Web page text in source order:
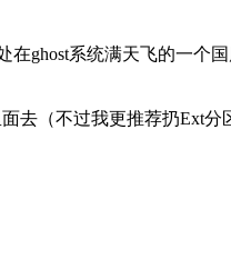
ghost系统满天飞的一个
去（不过我更推荐扔Ext分